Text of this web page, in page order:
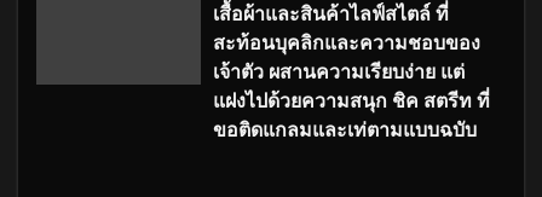
เสื้อผ้าและสินค้าไลฟ์สไตล์ ที่
สะท้อนบุคลิกและความชอบของ
เจ้าตัว ผสานความเรียบง่าย แต่
แฝงไปด้วยความสนุก ชิค สตรีท ที่
ขอติดแกลมและเท่ตามแบบฉบับ